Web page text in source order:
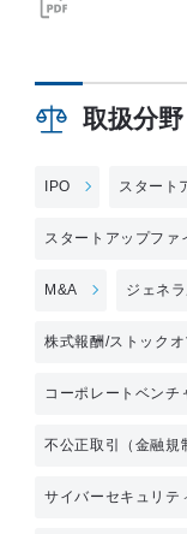
取扱分野
IPO スタート
スタートアップファ
M&A ジェネ
株式報酬/ストック
コーポレートベンチ
不公正取引（金融規
サイバーセキュリテ